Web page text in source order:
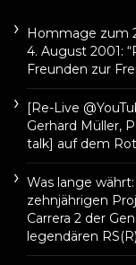
Hommage zum
4. August 2001:
Freunden zur
[Re-Live
Gerhard Müller,
talk] auf dem
Was lange
zehnjährigen
Carrera 2 der
legendären